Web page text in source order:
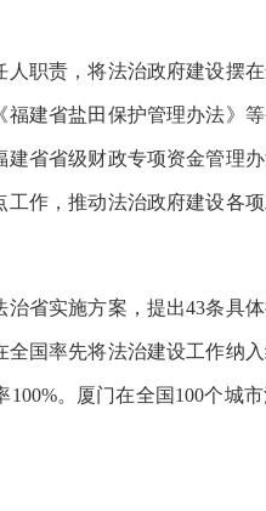
职责，将法治政府建设摆
建省盐田保护管理办法》
省省级财政专项资金管理
作，推动法治政府建设各
省实施方案，提出43条具
国率先将法治建设工作纳
。厦门在全国100个城